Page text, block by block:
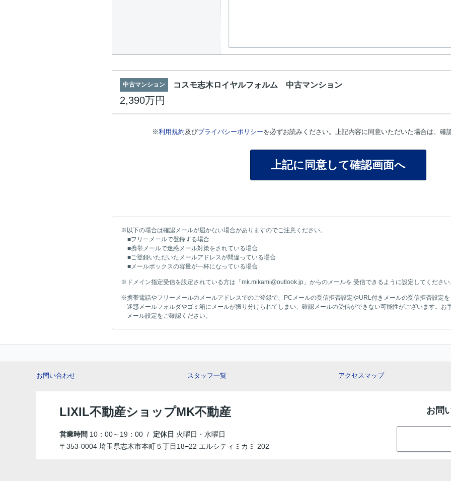
中古マンション コスモ志木ロイヤルフォルム 中古マンション
2,390万円
※利用規約及びプライバシーポリシーを必ずお読みください。上記内容に同意いただいた場合は、確
※以下の場合は確認メールが届かない場合がありますのでご注意ください。
■フリーメールで登録する場合
■携帯メールで迷惑メール対策をされている場合
■ご登録いただいたメールアドレスが間違っている場合
■メールボックスの容量が一杯になっている場合
※ドメイン指定受信を設定されている方は「mk.mikami@outlook.jp」からのメールを 受信できるように設定してください
※携帯電話やフリーメールのメールアドレスでのご登録で、PCメールの受信拒否設定やURL付きメールの受信拒否設定
迷惑メールフォルダやゴミ箱にメールが振り分けられてしまい、確認メールの受信ができない可能性がございます。お
メール設定をご確認ください。
お問い合わせ スタッフ一覧 アクセスマップ
LIXIL不動産ショップMK不動産
営業時間 10：00～19：00 / 定休日 火曜日・水曜日
〒353-0004 埼玉県志木市本町５丁目18−22 エルシティミカミ 202
お問